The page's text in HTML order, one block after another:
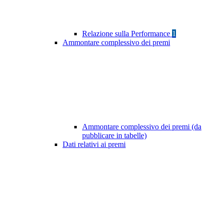
Relazione sulla Performance 1
Ammontare complessivo dei premi
Ammontare complessivo dei premi (da
pubblicare in tabelle)
Dati relativi ai premi